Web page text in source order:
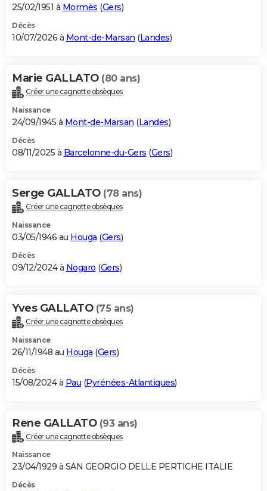
GUIDES D'ACHAT
BONS PLANS
Carte de Noël
Carte Bonne année
Carte Saint-Valentin
Carte Pâques
Carte d'anniversaire
DICTIONNAIRE
Dictionnaire
Biographies
Citations
Expressions
Proverbes
PROGRAMME TV
S'inscrire
Se connecter
Lycées
Collèges
Primaires
Universités
Entreprises
Service militaire
Avis de recherche
AVIS DE DÉCÈS
Bricolage
Lifestyle
Culture
Sport
Auto
Television
Voyage
Cinema
25/02/1951 à Mormès (Gers)
Décès
10/07/2026 à Mont-de-Marsan (Landes)
Marie GALLATO (80 ans)
Créer une cagnotte obsèques
Naissance
24/09/1945 à Mont-de-Marsan (Landes)
Décès
08/11/2025 à Barcelonne-du-Gers (Gers)
Serge GALLATO (78 ans)
Créer une cagnotte obsèques
Naissance
03/05/1946 au Houga (Gers)
Décès
09/12/2024 à Nogaro (Gers)
Yves GALLATO (75 ans)
Créer une cagnotte obsèques
Naissance
26/11/1948 au Houga (Gers)
Décès
15/08/2024 à Pau (Pyrénées-Atlantiques)
Rene GALLATO (93 ans)
Créer une cagnotte obsèques
Naissance
23/04/1929 à SAN GEORGIO DELLE PERTICHE ITALIE
Décès